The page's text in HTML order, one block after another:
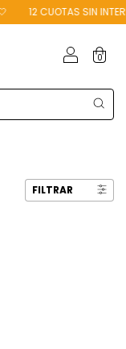
12 CUOTAS SIN
0
FILTRAR